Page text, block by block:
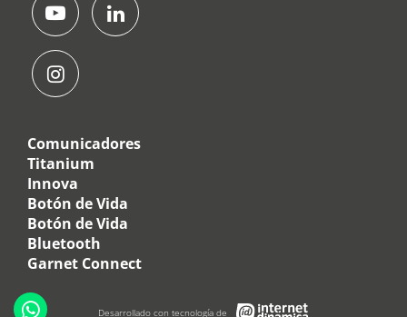
Comunicadores
Titanium
Innova
Botón de Vida
Botón de Vida
Bluetooth
Garnet Connect